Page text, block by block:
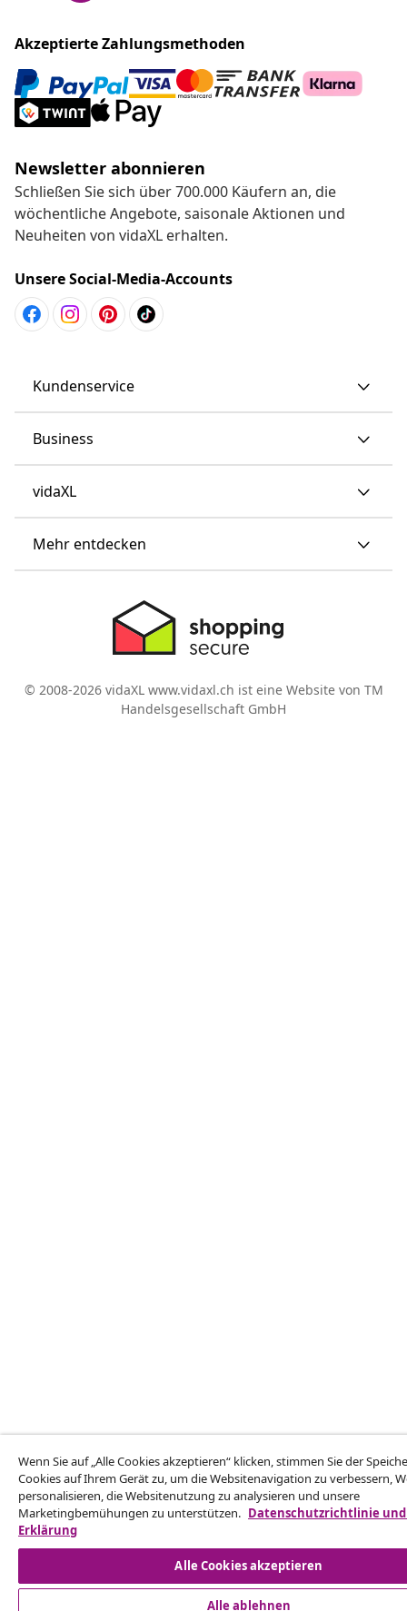
Akzeptierte Zahlungsmethoden
Newsletter abonnieren
Schließen Sie sich über 700.000 Käufern an, die
wöchentliche Angebote, saisonale Aktionen und
Neuheiten von vidaXL erhalten.
Unsere Social-Media-Accounts
Kundenservice
Business
vidaXL
Mehr entdecken
© 2008-2026 vidaXL www.vidaxl.ch ist eine Website von TM
Handelsgesellschaft GmbH
Wenn Sie auf „Alle Cookies akzeptieren“ klicken, stimmen Sie der
Cookies auf Ihrem Gerät zu, um die Websitenavigation zu verbessern,
personalisieren, die Websitenutzung zu analysieren und unsere
Marketingbemühungen zu unterstützen. Datenschutzrichtlinie und
Erklärung
Alle Cookies akzeptieren
Alle ablehnen